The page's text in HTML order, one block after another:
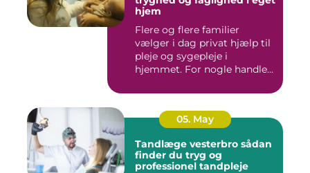
hjem
Flere og flere familier
vælger i dag privat hjælp til
pleje og sygepleje i
hjemmet. For nogle handle...
05. May
Tandlæge vesterbro sådan
finder du tryg og
professionel tandpleje